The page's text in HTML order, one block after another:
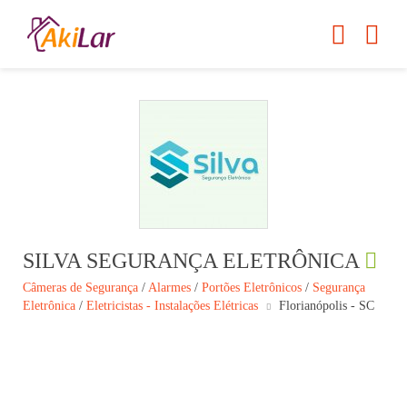
SILVA SEGURANÇA ELETRÔNICA
Câmeras de Segurança / Alarmes / Portões Eletrônicos / Segurança
Eletrônica / Eletricistas - Instalações Elétricas Florianópolis - SC